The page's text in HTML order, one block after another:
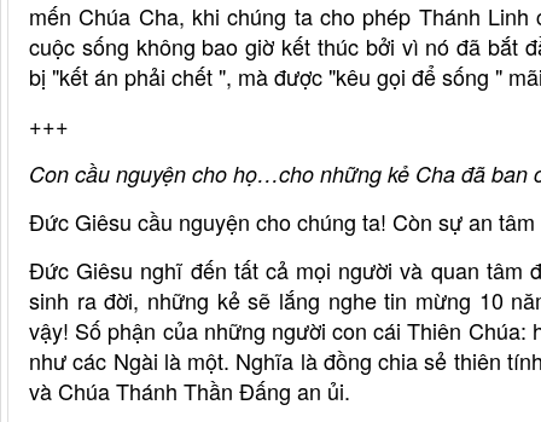
mến Chúa Cha, khi chúng ta cho phép Thánh
cuộc sống không bao giờ kết thúc bởi vì nó đã bắt
bị "kết án phải chết ", mà được "kêu gọi để sống "
+++
Con cầu nguyện cho họ…cho những kẻ Cha đã ban
Đức Giêsu cầu nguyện cho chúng ta! Còn sự an
Đức Giêsu nghĩ đến tất cả mọi người và quan tâm
sinh ra đời, những kẻ sẽ lắng nghe tin mừng 10
vậy! Số phận của những người con cái Thiên
như các Ngài là một. Nghĩa là đồng chia sẻ thiên
và Chúa Thánh Thần Đấng an ủi.